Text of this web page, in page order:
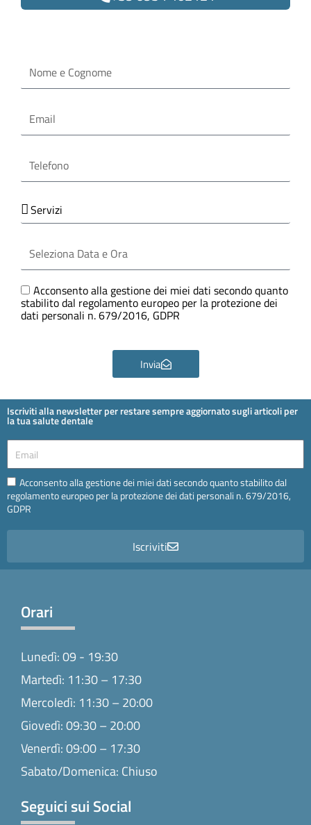
Cognome
Servizi
Data
e
GDPR
Acconsento alla gestione dei miei dati secondo quanto
stabilito dal regolamento europeo per la protezione dei
dati personali n. 679/2016, GDPR
Invia
Iscriviti alla newsletter per restare sempre aggiornato sugli articoli per
la tua salute dentale
Email
Email
Acconsento alla gestione dei miei dati secondo quanto stabilito dal
regolamento europeo per la protezione dei dati personali n. 679/2016,
GDPR
Iscriviti
Orari
Lunedì: 09 - 19:30
Martedì: 11:30 – 17:30
Mercoledì: 11:30 – 20:00
Giovedì: 09:30 – 20:00
Venerdì: 09:00 – 17:30
Sabato/Domenica: Chiuso
Seguici sui Social